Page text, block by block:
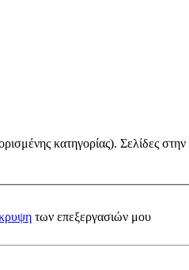
κατηγορίας). Σελίδες στην
των επεξεργασιών μου